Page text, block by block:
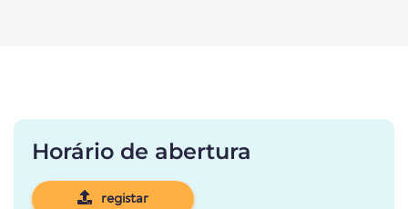
Horário de abertura
registar